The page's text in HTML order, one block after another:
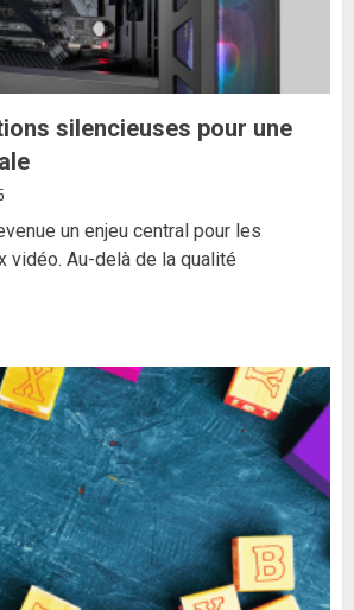
silencieuses pour une
un enjeu central pour les
vidéo. Au-delà de la qualité